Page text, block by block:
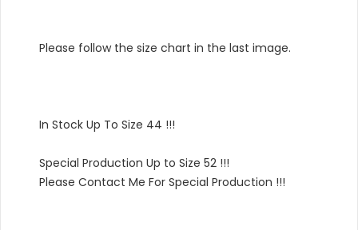
Please follow the size chart in the last image.
In Stock Up To Size 44 !!!
Special Production Up to Size 52 !!!
Please Contact Me For Special Production !!!